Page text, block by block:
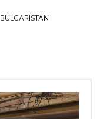
BULGARISTAN